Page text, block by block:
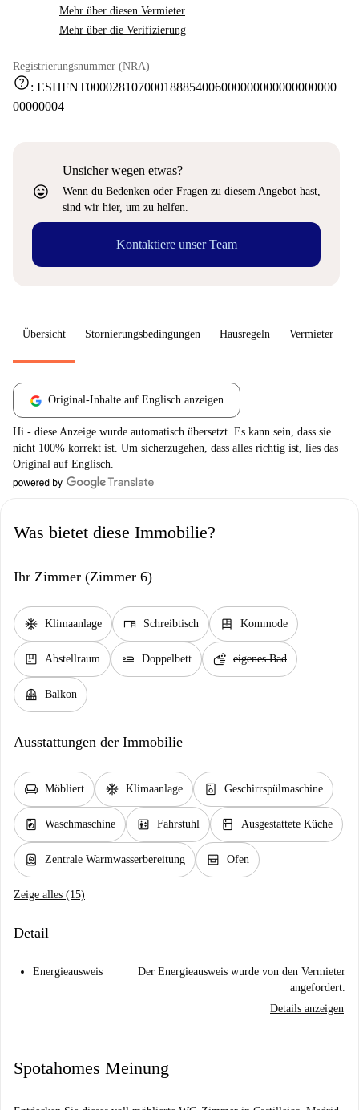
Mehr über diesen Vermieter
Mehr über die Verifizierung
Registrierungsnummer (NRA)
help: ESHFNT000028107000188854006000000000000000000
00000004
sentiment_very_satisfied
Unsicher wegen etwas?
Wenn du Bedenken oder Fragen zu diesem Angebot hast,
sind wir hier, um zu helfen.
Kontaktiere unser Team
Übersicht Stornierungsbedingungen Hausregeln Vermieter
Original-Inhalte auf Englisch anzeigen
Hi - diese Anzeige wurde automatisch übersetzt. Es kann sein, dass sie
nicht 100% korrekt ist. Um sicherzugehen, dass alles richtig ist, lies das
Original auf Englisch.
Was bietet diese Immobilie?
Ihr Zimmer (Zimmer 6)
ac_unit Klimaanlage desk Schreibtisch dresser Kommode
package Abstellraum airline_seat_flat Doppelbett soap eigenes Bad
balcony Balkon
Ausstattungen der Immobilie
chair Möbliert ac_unit Klimaanlage dishwasher_gen Geschirrspülmaschine
local_laundry_service Waschmaschine elevator Fahrstuhl kitchen Ausgestattete Küche
water_heater Zentrale Warmwasserbereitung oven_gen Ofen
Zeige alles (15)
Detail
Energieausweis
Der Energieausweis wurde von den Vermieter
angefordert.
Details anzeigen
Spotahomes Meinung